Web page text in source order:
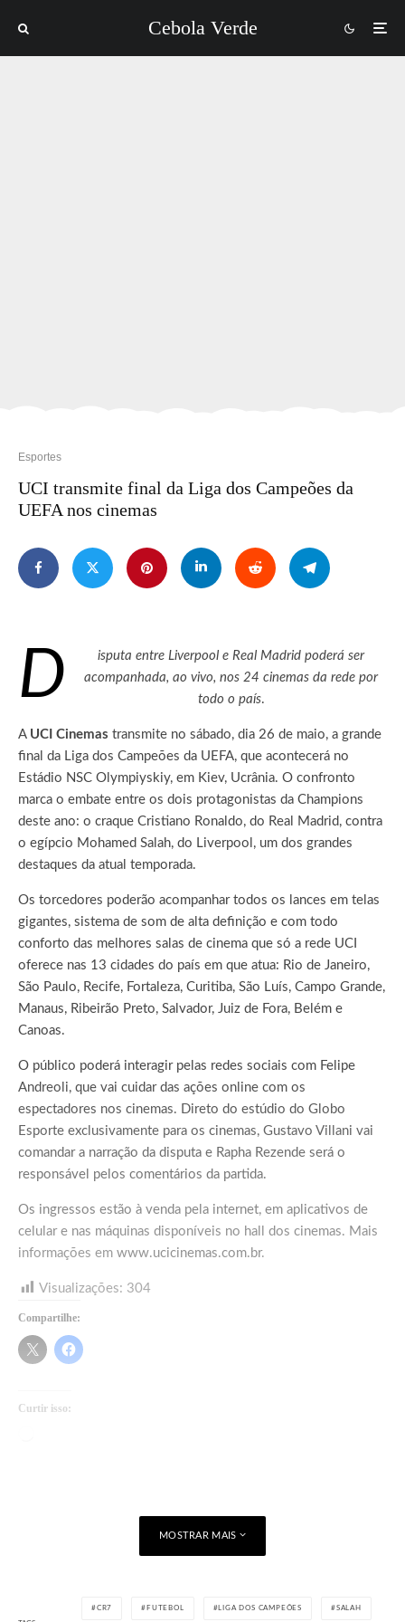
Cebola Verde
Esportes
UCI transmite final da Liga dos Campeões da
UEFA nos cinemas
D
isputa entre Liverpool e Real Madrid poderá ser
acompanhada, ao vivo, nos 24 cinemas da rede por
todo o país.
A UCI Cinemas transmite no sábado, dia 26 de maio, a grande
final da Liga dos Campeões da UEFA, que acontecerá no
Estádio NSC Olympiyskiy, em Kiev, Ucrânia. O confronto
marca o embate entre os dois protagonistas da Champions
deste ano: o craque Cristiano Ronaldo, do Real Madrid, contra
o egípcio Mohamed Salah, do Liverpool, um dos grandes
destaques da atual temporada.
Os torcedores poderão acompanhar todos os lances em telas
gigantes, sistema de som de alta definição e com todo
conforto das melhores salas de cinema que só a rede UCI
oferece nas 13 cidades do país em que atua: Rio de Janeiro,
São Paulo, Recife, Fortaleza, Curitiba, São Luís, Campo Grande,
Manaus, Ribeirão Preto, Salvador, Juiz de Fora, Belém e
Canoas.
O público poderá interagir pelas redes sociais com Felipe
Andreoli, que vai cuidar das ações online com os
espectadores nos cinemas. Direto do estúdio do Globo
Esporte exclusivamente para os cinemas, Gustavo Villani vai
comandar a narração da disputa e Rapha Rezende será o
responsável pelos comentários da partida.
Os ingressos estão à venda pela internet, em aplicativos de
celular e nas máquinas disponíveis no hall dos cinemas. Mais
informações em www.ucicinemas.com.br.
Visualizações: 304
Compartilhe:
Curtir isso:
MOSTRAR MAIS
CR7 FUTEBOL LIGA DOS CAMPEÕES SALAH